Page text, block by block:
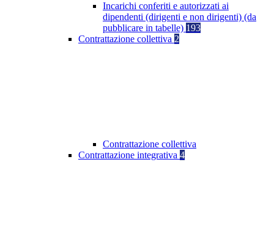
Incarichi conferiti e autorizzati ai
dipendenti (dirigenti e non dirigenti) (da
pubblicare in tabelle) 193
Contrattazione collettiva 2
Contrattazione collettiva
Contrattazione integrativa 4